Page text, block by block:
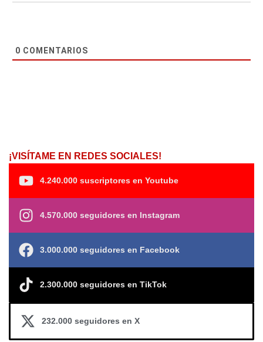
0 COMENTARIOS
¡VISÍTAME EN REDES SOCIALES!
4.240.000 suscriptores en Youtube
4.570.000 seguidores en Instagram
3.000.000 seguidores en Facebook
2.300.000 seguidores en TikTok
232.000 seguidores en X